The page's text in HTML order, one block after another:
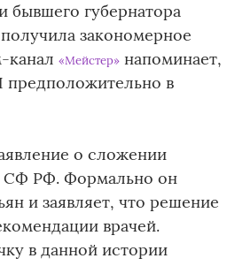
бывшего губернатора
закономерное
канал «Мейстер» напоминает,
предположительно в
о сложении
СФ РФ. Формально он
и заявляет, что решение
врачей.
в данной истории